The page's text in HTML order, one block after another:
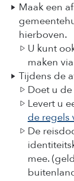
Maak een
hierboven.
U kunt
maken
Tijdens de
Doet u
Levert u
de regels
De
mee.